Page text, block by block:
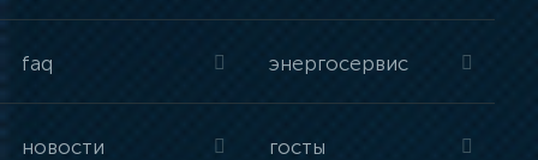
faq энергосервис
новости госты